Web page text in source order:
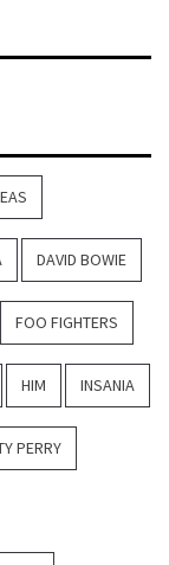
DAVID BOWIE
FOO FIGHTERS
HIM INSANIA
PERRY